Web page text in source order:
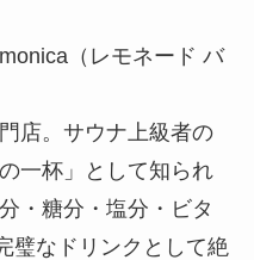
（レモネード バ
店。サウナ上級者の
一杯」として知られ
・糖分・塩分・ビタ
璧なドリンクとして絶